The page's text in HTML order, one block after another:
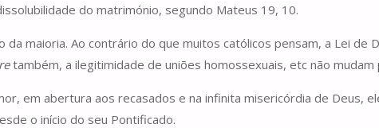
do matrimónio, segundo Mateus 19, 10.
maioria. Ao contrário do que muitos católicos pensam, a Lei de
também, a ilegitimidade de uniões homossexuais, etc não mudam
em abertura aos recasados e na infinita misericórdia de Deus,
o início do seu Pontificado.